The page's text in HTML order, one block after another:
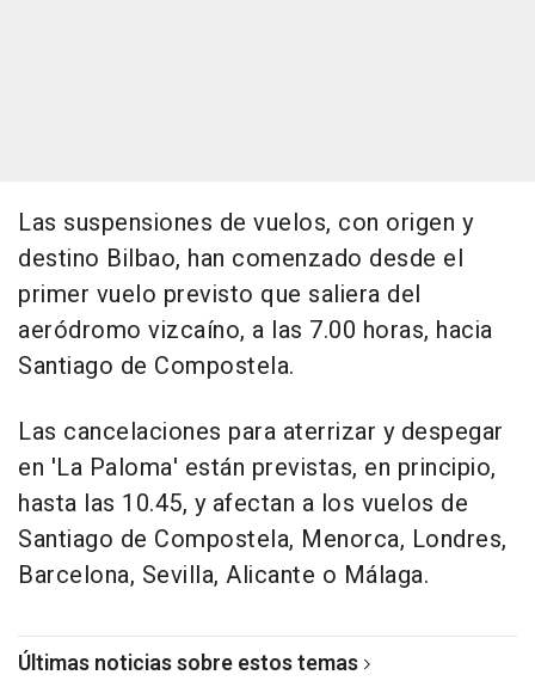
Las suspensiones de vuelos, con origen y
destino Bilbao, han comenzado desde el
primer vuelo previsto que saliera del
aeródromo vizcaíno, a las 7.00 horas, hacia
Santiago de Compostela.
Las cancelaciones para aterrizar y despegar
en 'La Paloma' están previstas, en principio,
hasta las 10.45, y afectan a los vuelos de
Santiago de Compostela, Menorca, Londres,
Barcelona, Sevilla, Alicante o Málaga.
Últimas noticias sobre estos temas